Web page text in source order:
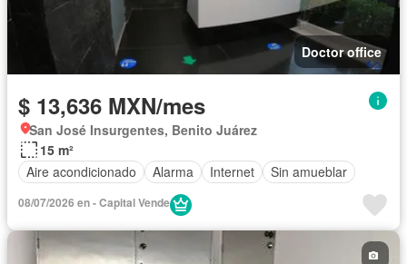
Doctor office
$ 13,636 MXN/mes
San José Insurgentes, Benito Juárez
15 m²
Aire acondicionado
Alarma Internet Sin amueblar
08/07/2026 en - Capital Vende